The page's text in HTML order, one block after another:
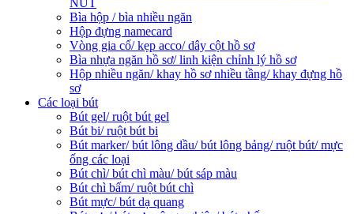
Bìa hộp / bìa nhiều ngăn
Hộp đựng namecard
Vòng gia cố/ kẹp acco/ dây cột hồ sơ
Bìa nhựa ngăn hồ sơ/ linh kiện chỉnh lý hồ sơ
Hộp nhiều ngăn/ khay hồ sơ nhiều tầng/ khay đựng hồ
sơ
Các loại bút
Bút gel/ ruột bút gel
Bút bi/ ruột bút bi
Bút marker/ bút lông dầu/ bút lông bảng/ ruột bút/ mực
ống các loại
Bút chì/ bút chì màu/ bút sáp màu
Bút chì bấm/ ruột bút chì
Bút mực/ bút dạ quang